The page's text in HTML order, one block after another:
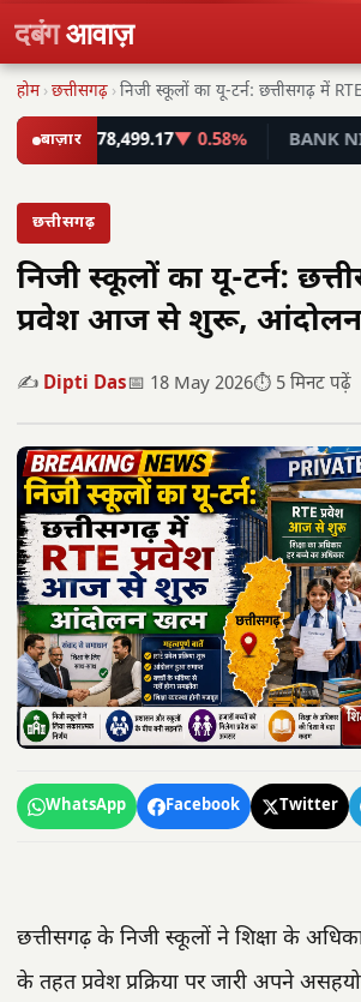
दबंगआवाज़
होम ›छत्तीसगढ़ ›
बाज़ार
78,499.17▼ 0.58% BANK NIFTY
छत्तीसगढ़
निजी स्कूलों का यू-टर्न:
प्रवेश आज से शुरू,
✍️ Dipti Das📅 18 May 2026⏱️ 5 मिनट पढ़ें
WhatsApp Facebook Twitter
छत्तीसगढ़ के निजी स्कूलों ने शिक्षा के
के तहत प्रवेश प्रक्रिया पर जारी अपने